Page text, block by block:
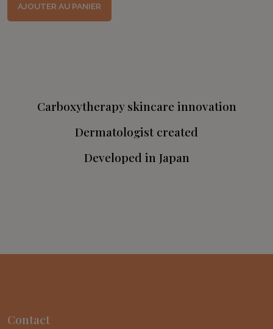
AJOUTER AU PANIER
Carboxytherapy skincare innovation
Dermatologist created
Developed in Japan
Contact